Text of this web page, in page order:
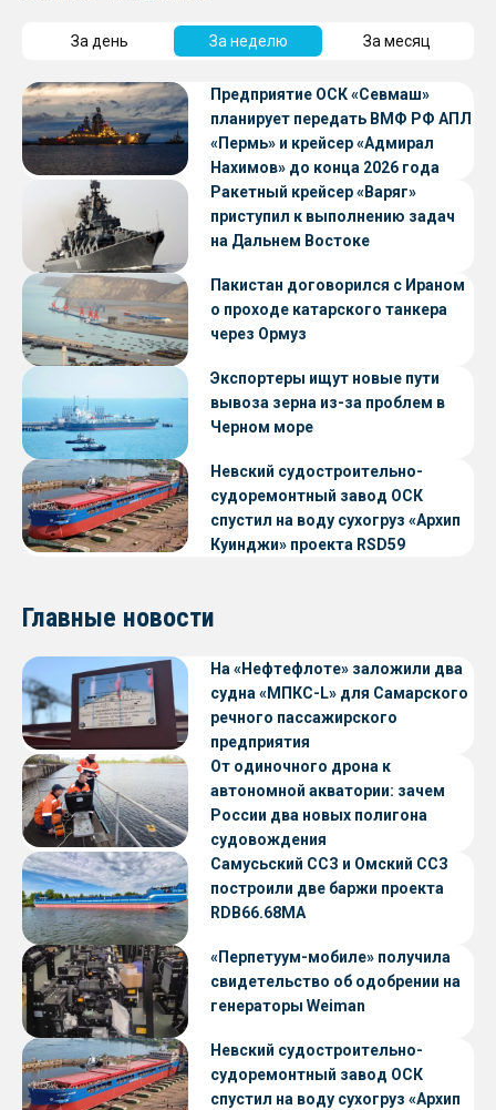
За день За неделю За месяц
Предприятие ОСК «Севмаш»
планирует передать ВМФ РФ АПЛ
«Пермь» и крейсер «Адмирал
Нахимов» до конца 2026 года
Ракетный крейсер «Варяг»
приступил к выполнению задач
на Дальнем Востоке
Пакистан договорился с Ираном
о проходе катарского танкера
через Ормуз
Экспортеры ищут новые пути
вывоза зерна из-за проблем в
Черном море
Невский судостроительно-
судоремонтный завод ОСК
спустил на воду сухогруз «Архип
Куинджи» проекта RSD59
Главные новости
На «Нефтефлоте» заложили два
судна «МПКС-L» для Самарского
речного пассажирского
предприятия
От одиночного дрона к
автономной акватории: зачем
России два новых полигона
судовождения
Самусьский ССЗ и Омский ССЗ
построили две баржи проекта
RDB66.68МА
«Перпетуум-мобиле» получила
свидетельство об одобрении на
генераторы Weiman
Невский судостроительно-
судоремонтный завод ОСК
спустил на воду сухогруз «Архип